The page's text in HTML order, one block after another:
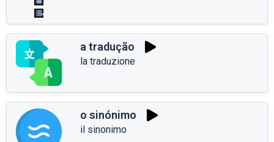
a tradução
la traduzione
o sinónimo
il sinonimo